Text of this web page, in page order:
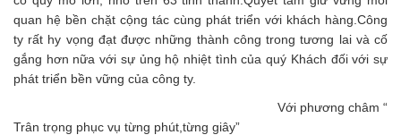
quan hệ bền chặt cộng tác cùng phát triển với khách hàng.Công
ty rất hy vọng đạt được những thành công trong tương lai và cố
gắng hơn nữa với sự ủng hộ nhiệt tình của quý Khách đối với sự
phát triển bền vững của công ty.
Với phương châm “
Trân trọng phục vụ từng phút,từng giây”